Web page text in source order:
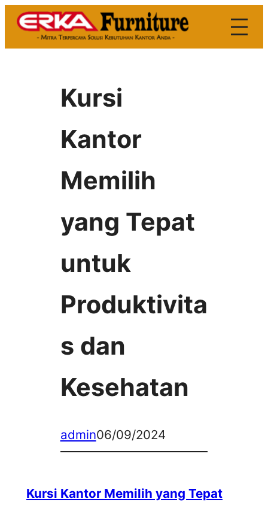
Skip
Kursi
Kantor
Memilih
yang Tepat
untuk
Produktivita
s dan
Kesehatan
admin06/09/2024
Kursi Kantor Memilih yang Tepat